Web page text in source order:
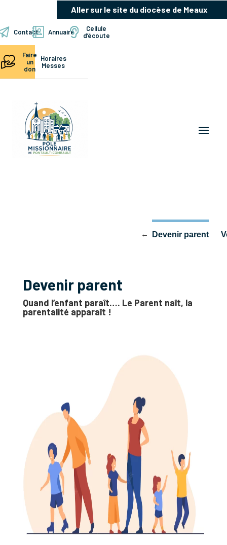
Aller sur le site du diocèse de Meaux
Contact Annuaire
Cellule
d’écoute
Faire
un
don
Horaires
Messes
Devenir parent
Devenir parent
Quand l’enfant paraît…. Le Parent naît, la
parentalité apparaît !